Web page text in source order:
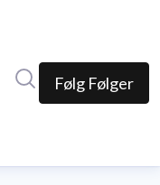
Følg Følger